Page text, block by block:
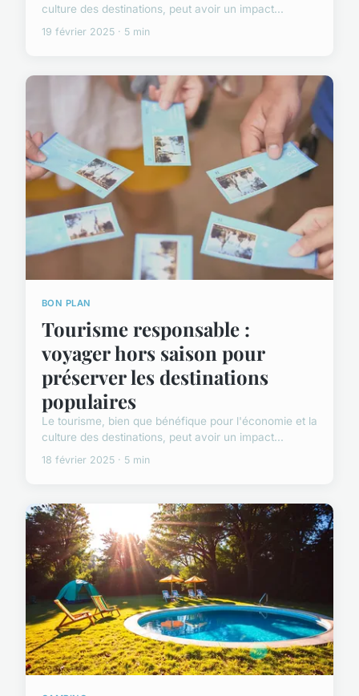
culture des destinations, peut avoir un impact...
19 février 2025 · 5 min
BON PLAN
Tourisme responsable :
voyager hors saison pour
préserver les destinations
populaires
Le tourisme, bien que bénéfique pour l'économie et la
culture des destinations, peut avoir un impact...
18 février 2025 · 5 min